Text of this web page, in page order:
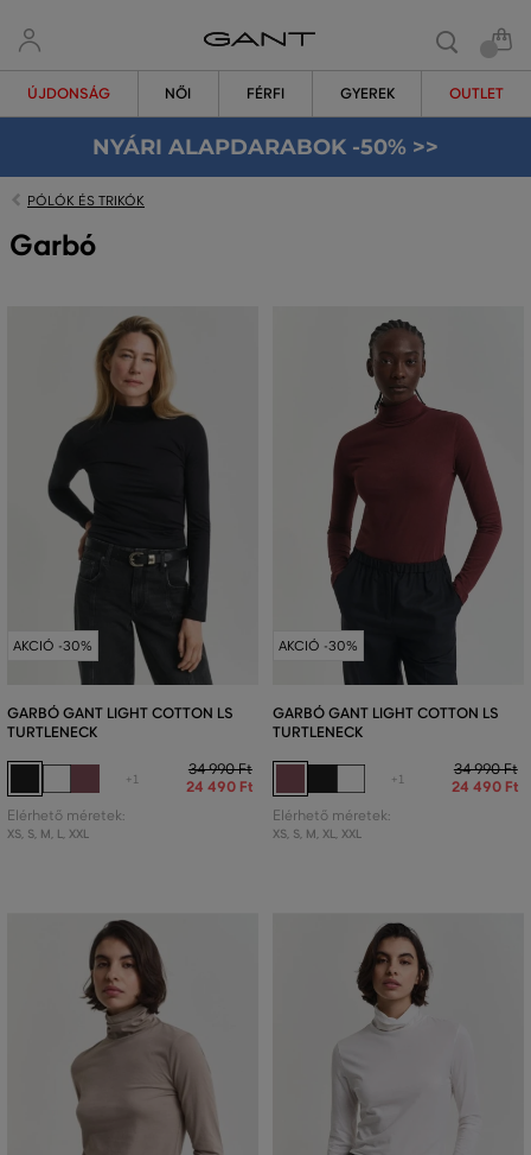
ÚJDONSÁG NŐI FÉRFI GYEREK OUTLET
NYÁRI ALAPDARABOK -50% >>
PÓLÓK ÉS TRIKÓK
Garbó
AKCIÓ -30%
GARBÓ GANT LIGHT COTTON LS
TURTLENECK
+1
34 990 Ft
24 490 Ft
Elérhető méretek:
XS, S, M, L, XXL
AKCIÓ -30%
GARBÓ GANT LIGHT COTTON LS
TURTLENECK
+1
34 990 Ft
24 490 Ft
Elérhető méretek:
XS, S, M, XL, XXL